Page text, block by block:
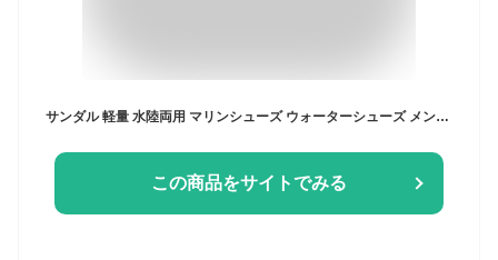
サンダル 軽量 水陸両用 マリンシューズ ウォーターシューズ メンズ レディース ビーチサンダル 厚底 メッシュサンダル マリンスニーカー ランニングシューズ スニーカー 通気性 排水性 穴付き 軽量 滑り止め ビーチ 川遊び ヨガ サーフィン 男女兼用 大きいサイズ
この商品をサイトでみる